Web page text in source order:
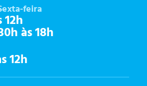
feira
às 18h
12h